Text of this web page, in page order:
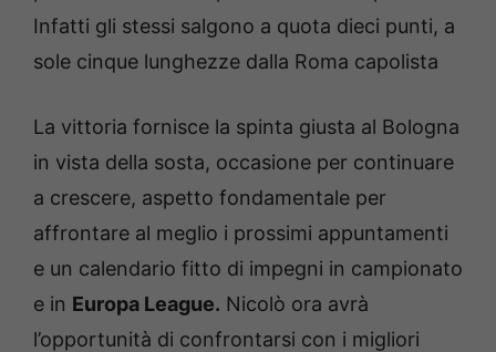
Infatti gli stessi salgono a quota dieci punti, a
sole cinque lunghezze dalla Roma capolista
La vittoria fornisce la spinta giusta al Bologna
in vista della sosta, occasione per continuare
a crescere, aspetto fondamentale per
affrontare al meglio i prossimi appuntamenti
e un calendario fitto di impegni in campionato
e in Europa League. Nicolò ora avrà
l’opportunità di confrontarsi con i migliori